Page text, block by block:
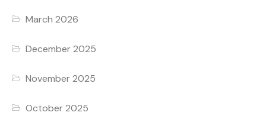
March 2026
December 2025
November 2025
October 2025